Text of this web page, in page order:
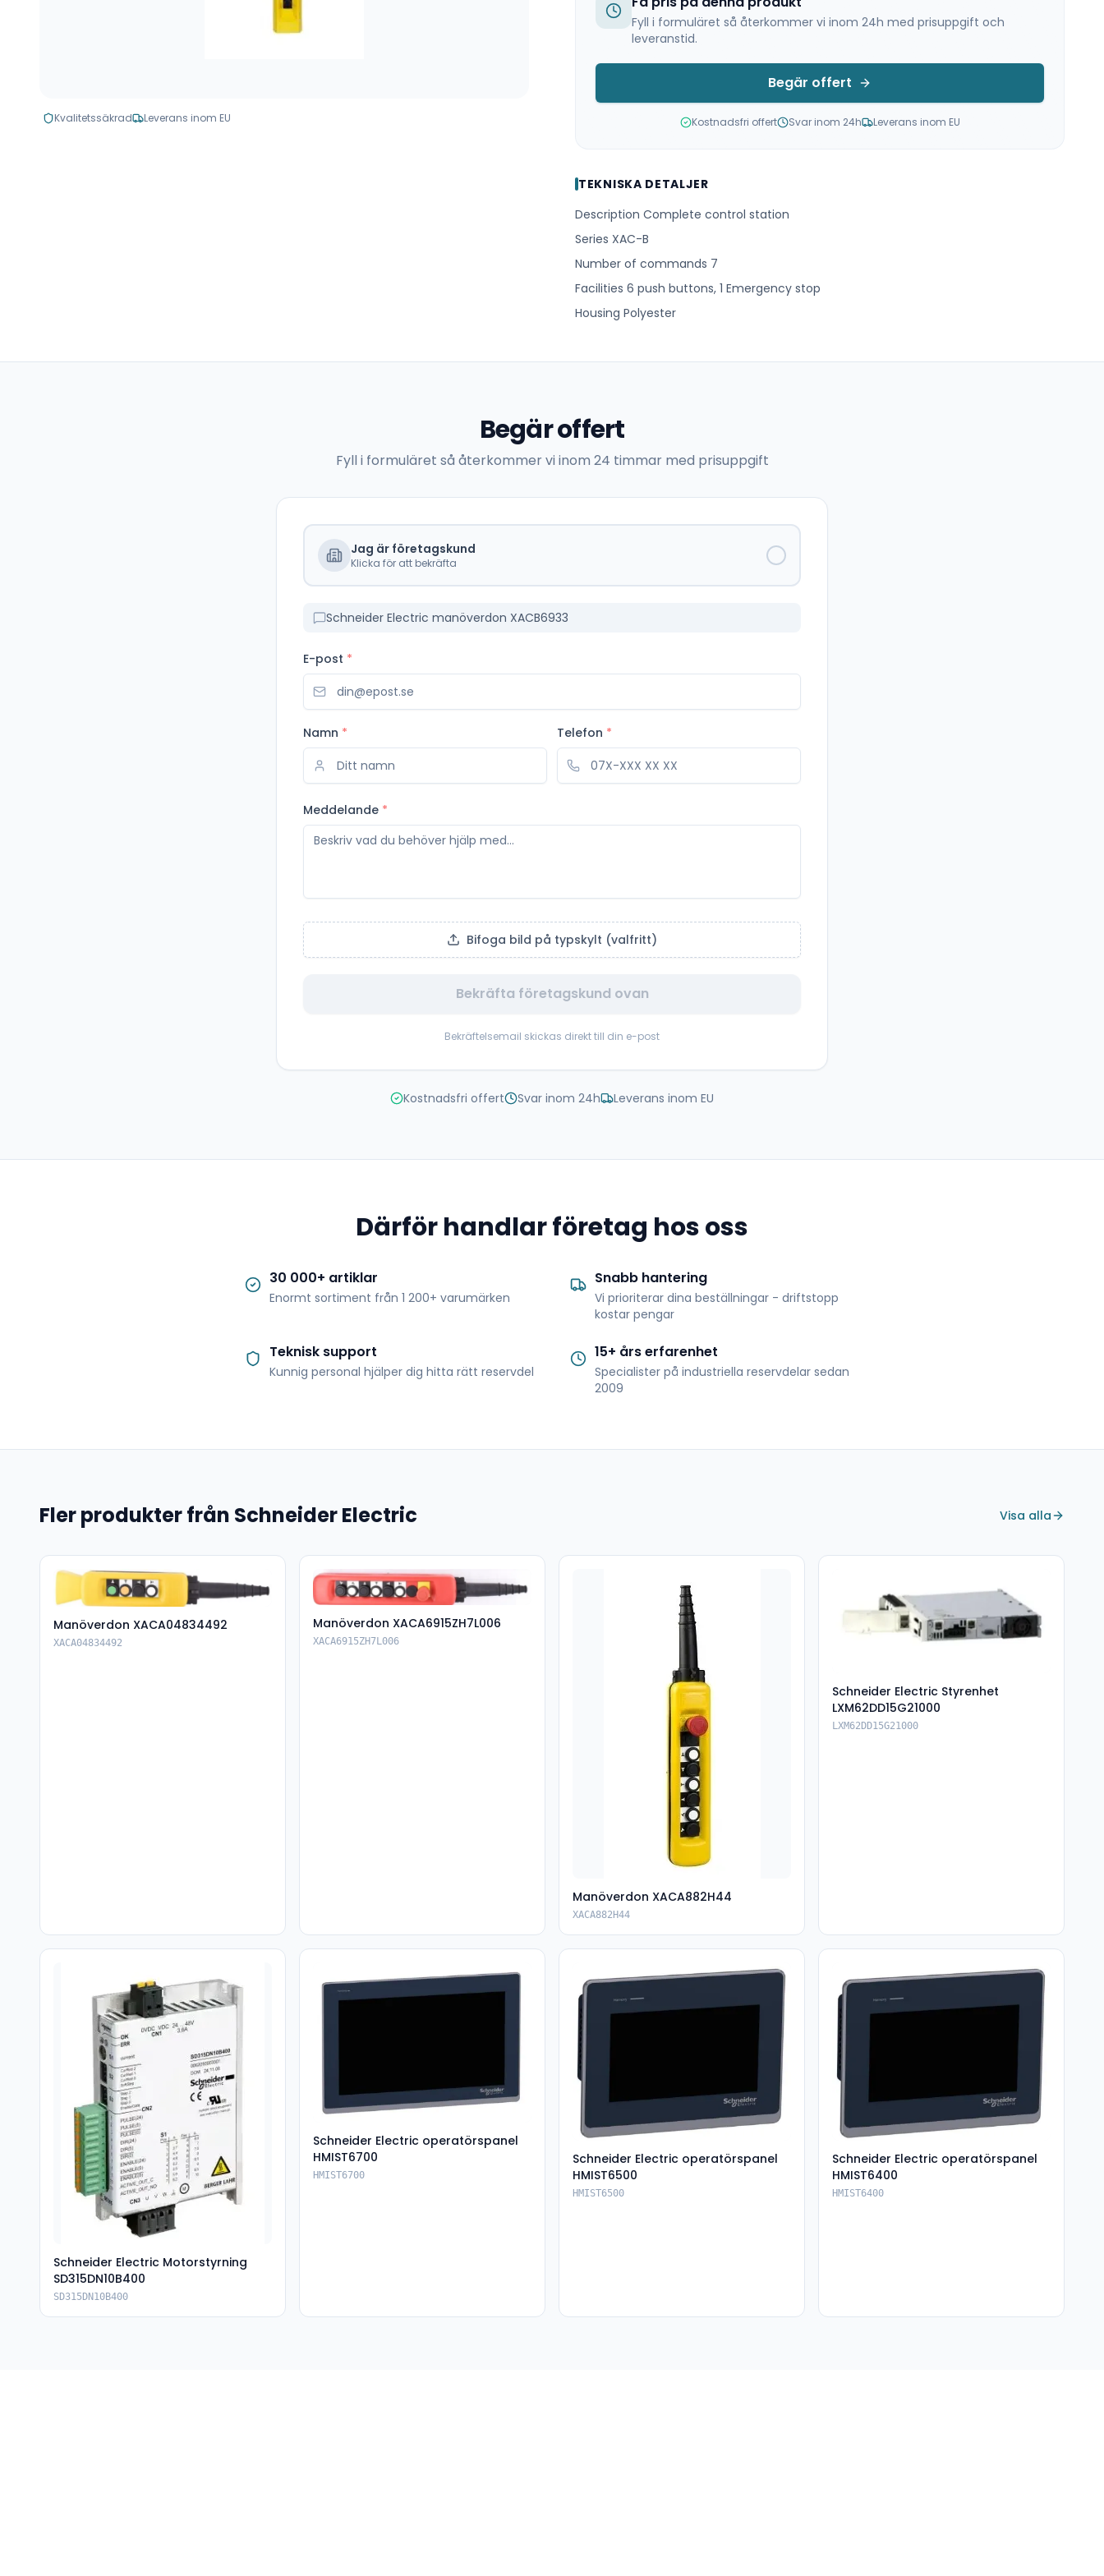
Kvalitetssäkrad Leverans inom EU
Fyll i formuläret så återkommer vi inom 24h med prisuppgift och
leveranstid.
Begär offert
Kostnadsfri offert Svar inom 24h Leverans inom EU
TEKNISKA DETALJER
Description Complete control station
Series XAC-B
Number of commands 7
Facilities 6 push buttons, 1 Emergency stop
Housing Polyester
Begär offert
Fyll i formuläret så återkommer vi inom 24 timmar med prisuppgift
Jag är företagskund
Klicka för att bekräfta
Schneider Electric manöverdon XACB6933
E-post *
Namn * Telefon *
Meddelande *
Bifoga bild på typskylt (valfritt)
Bekräfta företagskund ovan
Bekräftelsemail skickas direkt till din e-post
Kostnadsfri offert Svar inom 24h Leverans inom EU
Därför handlar företag hos oss
30 000+ artiklar
Enormt sortiment från 1 200+ varumärken
Snabb hantering
Vi prioriterar dina beställningar - driftstopp
kostar pengar
Teknisk support
Kunnig personal hjälper dig hitta rätt reservdel
15+ års erfarenhet
Specialister på industriella reservdelar sedan
2009
Fler produkter från Schneider Electric Visa alla
Manöverdon XACA04834492
XACA04834492
Manöverdon XACA6915ZH7L006
XACA6915ZH7L006
Manöverdon XACA882H44
XACA882H44
Schneider Electric Styrenhet
LXM62DD15G21000
LXM62DD15G21000
Schneider Electric Motorstyrning
SD315DN10B400
SD315DN10B400
Schneider Electric operatörspanel
HMIST6700
HMIST6700
Schneider Electric operatörspanel
HMIST6500
HMIST6500
Schneider Electric operatörspanel
HMIST6400
HMIST6400